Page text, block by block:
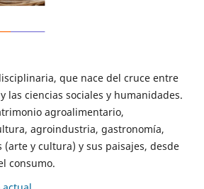
que nace del cruce entre
las ciencias sociales y humanidades.
agroalimentario,
agroindustria, gastronomía,
y cultura) y sus paisajes, desde
consumo.